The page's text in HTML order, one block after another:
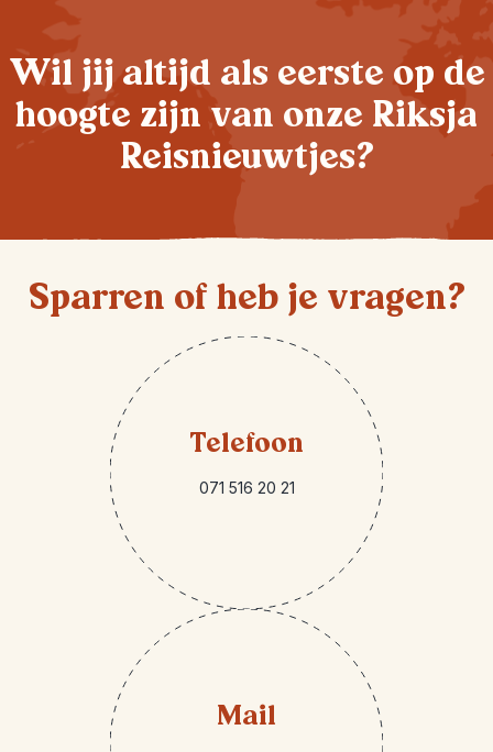
Wil jij altijd als eerste op de
hoogte zijn van onze Riksja
Reisnieuwtjes?
Sparren of heb je vragen?
Telefoon
071 516 20 21
Mail